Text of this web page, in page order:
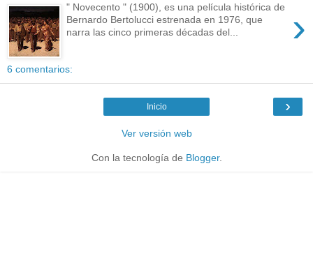
›
" Novecento " (1900), es una película histórica de
Bernardo Bertolucci estrenada en 1976, que
narra las cinco primeras décadas del...
6 comentarios:
›
Inicio
Ver versión web
Con la tecnología de Blogger.